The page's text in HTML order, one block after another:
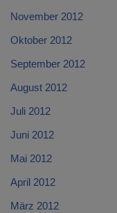
November 2012
Oktober 2012
September 2012
August 2012
Juli 2012
Juni 2012
Mai 2012
April 2012
März 2012